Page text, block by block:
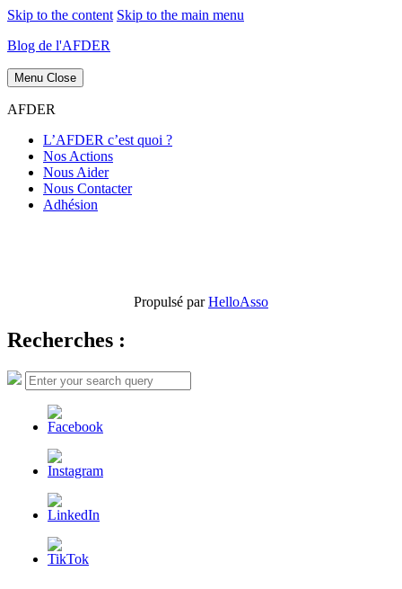
Skip to the content Skip to the main menu
Blog de l'AFDER
Menu Close
AFDER
L’AFDER c’est quoi ?
Nos Actions
Nous Aider
Nous Contacter
Adhésion
Propulsé parHelloAsso
Recherches :
Search
for:
Search